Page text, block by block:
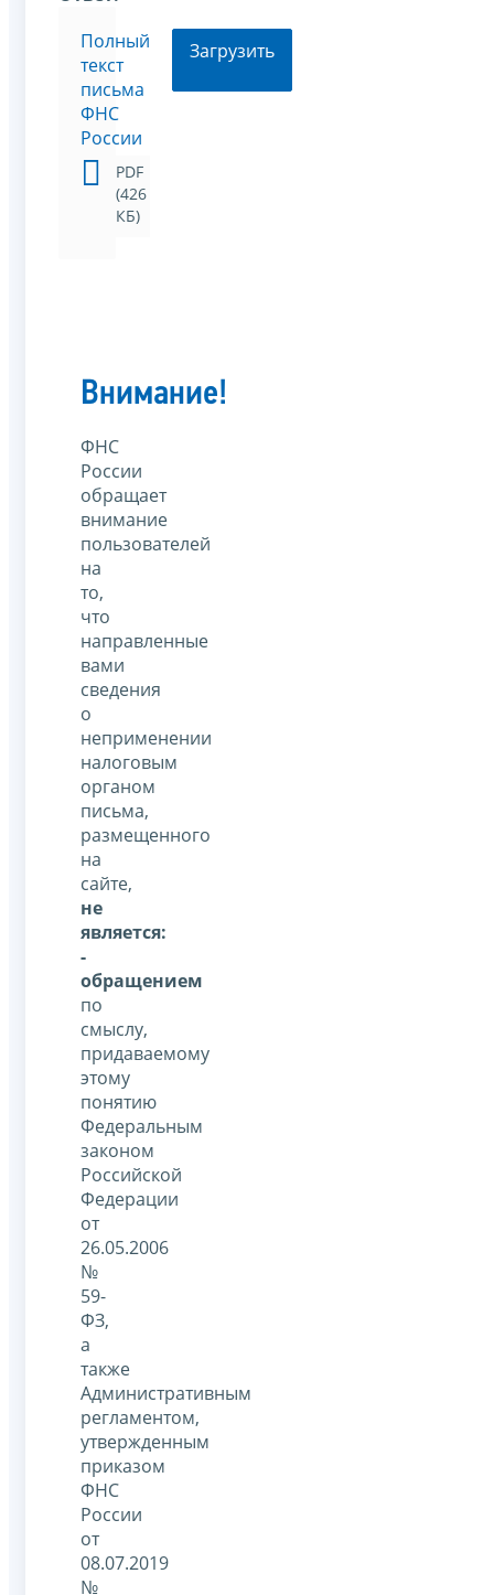
Полный
текст
письма
ФНС
России
PDF
(426
КБ)
Загрузить
Внимание!
ФНС
России
обращает
внимание
пользователей
на
то,
что
направленные
вами
сведения
о
неприменении
налоговым
органом
письма,
размещенного
на
сайте,
не
является:
-
обращением
по
смыслу,
придаваемому
этому
понятию
Федеральным
законом
Российской
Федерации
от
26.05.2006
№
59-
ФЗ,
а
также
Административным
регламентом,
утвержденным
приказом
ФНС
России
от
08.07.2019
№